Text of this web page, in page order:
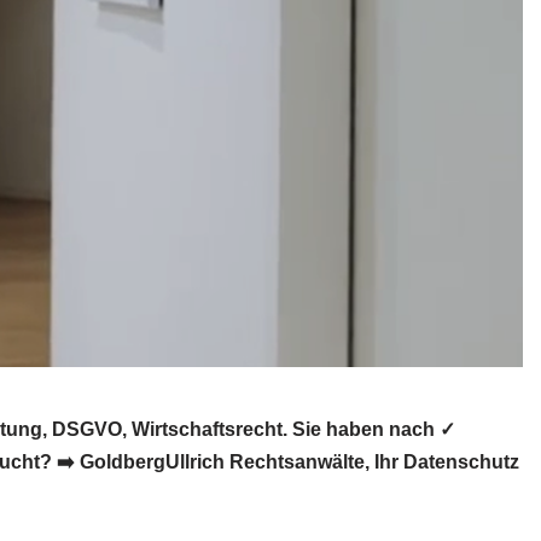
DSGVO, Wirtschaftsrecht. Sie haben nach ✓
➡️ GoldbergUllrich Rechtsanwälte, Ihr Datenschutz